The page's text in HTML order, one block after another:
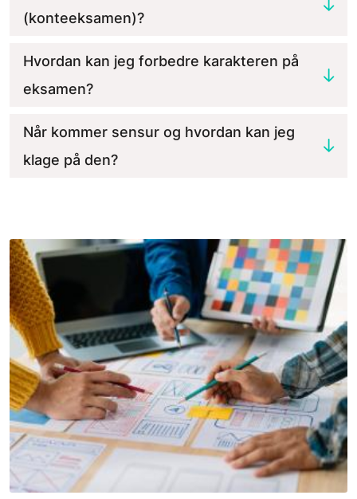
(konteeksamen)?
Hvordan kan jeg forbedre karakteren på
eksamen?
Når kommer sensur og hvordan kan jeg
klage på den?